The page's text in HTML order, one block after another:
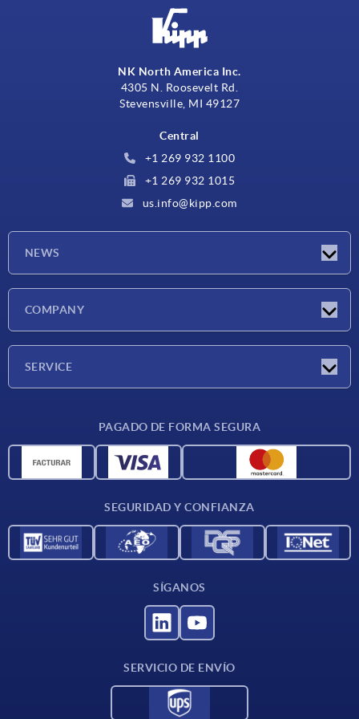
NK North America Inc.
4305 N. Roosevelt Rd.
Stevensville, MI 49127
Central
+1 269 932 1100
+1 269 932 1015
us.info@kipp.com
NEWS
COMPANY
SERVICE
Materiales
PAGADO DE FORMA SEGURA
SEGURIDAD Y CONFIANZA
SÍGANOS
SERVICIO DE ENVÍO